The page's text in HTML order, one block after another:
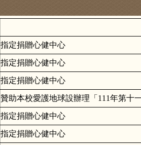
指定捐贈心健中心
指定捐贈心健中心
指定捐贈心健中心
贊助本校愛護地球設辦理「111年第十
指定捐贈心健中心
指定捐贈心健中心